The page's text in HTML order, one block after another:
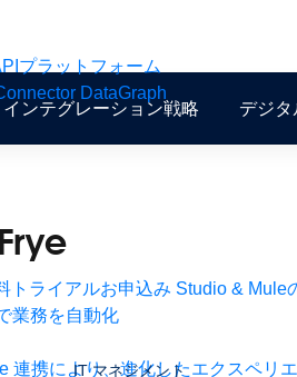
プラットフォーム
DataGraph
トライアルお申込み Studio & Mule
業務を自動化
連携により、進化したエクスペリ
インテグレーション戦略 デジ
IT マネジメント